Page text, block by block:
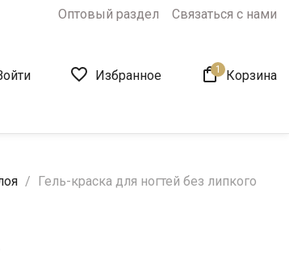
Оптовый раздел Связаться с нами
 Избранное  Корзина
1
Гель-краска для ногтей без липкого